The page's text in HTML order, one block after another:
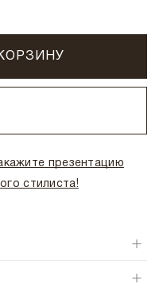
презентацию
стилиста!